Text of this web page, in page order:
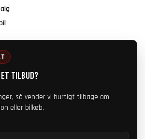
ET TILBUD?
så vender vi hurtigt tilbage om
eller bilkøb.